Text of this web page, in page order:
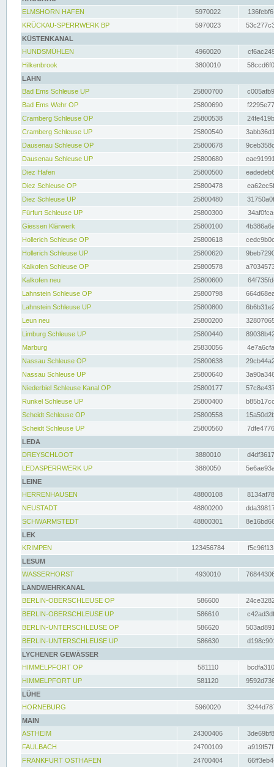
ELMSHORN HAFEN
5970022
KRÜCKAU-SPERRWERK BP
5970023
KÜSTENKANAL
HUNDSMÜHLEN
4960020
Hilkenbrook
3800010
LAHN
Bad Ems Schleuse UP
25800700
Bad Ems Wehr OP
25800690
Cramberg Schleuse OP
25800538
Cramberg Schleuse UP
25800540
Dausenau Schleuse OP
25800678
Dausenau Schleuse UP
25800680
Diez Hafen
25800500
Diez Schleuse OP
25800478
Diez Schleuse UP
25800480
Fürfurt Schleuse UP
25800300
Giessen Klärwerk
25800100
Hollerich Schleuse OP
25800618
Hollerich Schleuse UP
25800620
Kalkofen Schleuse OP
25800578
Kalkofen neu
25800600
Lahnstein Schleuse OP
25800798
Lahnstein Schleuse UP
25800800
Leun neu
25800200
Limburg Schleuse UP
25800440
Marburg
25830056
Nassau Schleuse OP
25800638
Nassau Schleuse UP
25800640
Niederbiel Schleuse Kanal OP
25800177
Runkel Schleuse UP
25800400
Scheidt Schleuse OP
25800558
Scheidt Schleuse UP
25800560
LEDA
DREYSCHLOOT
3880010
LEDASPERRWERK UP
3880050
LEINE
HERRENHAUSEN
48800108
NEUSTADT
48800200
SCHWARMSTEDT
48800301
LEK
KRIMPEN
123456784
LESUM
WASSERHORST
4930010
LANDWEHRKANAL
BERLIN-OBERSCHLEUSE OP
586600
BERLIN-OBERSCHLEUSE UP
586610
BERLIN-UNTERSCHLEUSE OP
586620
BERLIN-UNTERSCHLEUSE UP
586630
LYCHENER GEWÄSSER
HIMMELPFORT OP
581110
HIMMELPFORT UP
581120
LÜHE
HORNEBURG
5960020
MAIN
ASTHEIM
24300406
FAULBACH
24700109
FRANKFURT OSTHAFEN
24700404